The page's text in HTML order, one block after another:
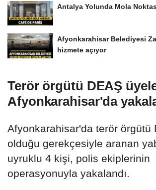
Antalya Yolunda Mola
Afyonkarahisar Belediyesi
hizmete açıyor
Terör örgütü DEAŞ
Afyonkarahisar'da
Afyonkarahisar'da terör örgütü
olduğu gerekçesiyle aranan
uyruklu 4 kişi, polis ekiplerinin
operasyonuyla yakalandı.